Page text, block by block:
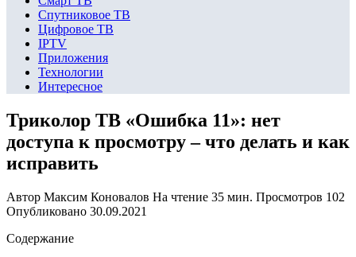
Спутниковое ТВ
Цифровое ТВ
IPTV
Приложения
Технологии
Интересное
Триколор ТВ «Ошибка 11»: нет
доступа к просмотру – что делать и как
исправить
Автор Максим Коновалов На чтение 35 мин. Просмотров 102
Опубликовано 30.09.2021
Содержание